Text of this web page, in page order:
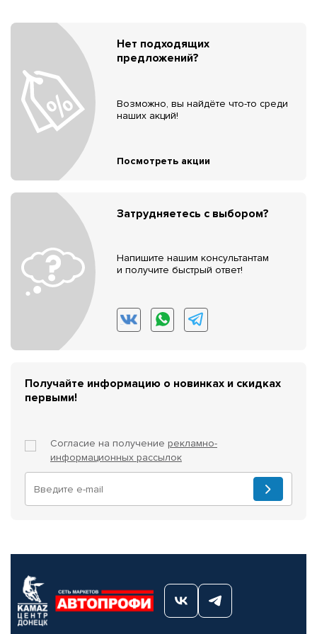
Нет подходящих
предложений?
Возможно, вы найдёте что-то среди
наших акций!
Посмотреть акции
Затрудняетесь с выбором?
Напишите нашим консультантам
и получите быстрый ответ!
Получайте информацию о новинках и скидках
первыми!
Согласие на получение рекламно-
информационных рассылок